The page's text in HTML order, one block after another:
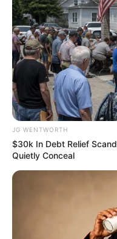
Why this ordinary
best every day
CTA FAVORITE
Tarantino’s Latest
JG WENTWORTH
$30k In Debt Relief
Quietly Conceal